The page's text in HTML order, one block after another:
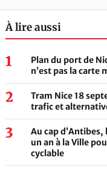
À lire aussi
Plan du port de
n’est pas la carte
Tram Nice 18
trafic et
Au cap
un an à la Ville
cyclable